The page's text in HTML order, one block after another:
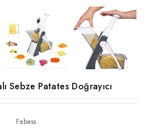
Sebze Patates Doğrayıcı
Fabess